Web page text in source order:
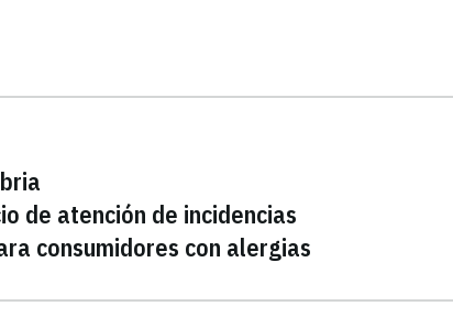
de atención de incidencias
consumidores con alergias